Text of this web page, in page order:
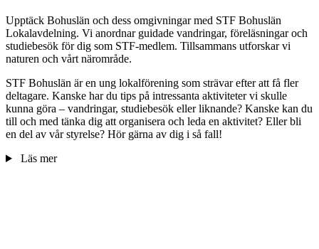
Upptäck Bohuslän och dess omgivningar med STF Bohuslän
Lokalavdelning. Vi anordnar guidade vandringar, föreläsningar och
studiebesök för dig som STF-medlem. Tillsammans utforskar vi
naturen och vårt närområde.
STF Bohuslän är en ung lokalförening som strävar efter att få fler
deltagare. Kanske har du tips på intressanta aktiviteter vi skulle
kunna göra – vandringar, studiebesök eller liknande? Kanske kan du
till och med tänka dig att organisera och leda en aktivitet? Eller bli
en del av vår styrelse? Hör gärna av dig i så fall!
Läs mer